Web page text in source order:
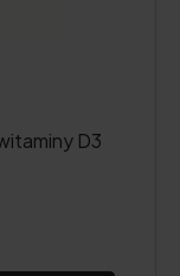
D3